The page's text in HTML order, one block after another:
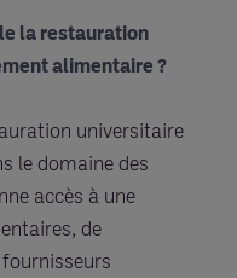
la restauration
alimentaire ?
universitaire
le domaine des
accès à une
de